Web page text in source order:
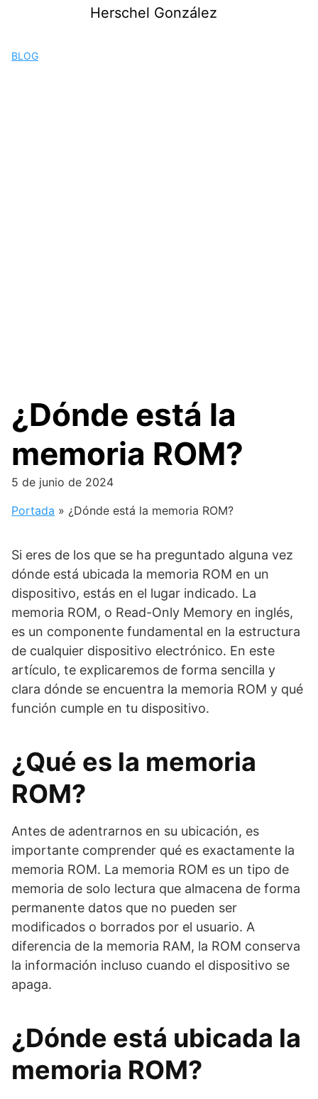
Herschel González
BLOG
¿Dónde está la
memoria ROM?
5 de junio de 2024
Portada » ¿Dónde está la memoria ROM?
Si eres de los que se ha preguntado alguna vez
dónde está ubicada la memoria ROM en un
dispositivo, estás en el lugar indicado. La
memoria ROM, o Read-Only Memory en inglés,
es un componente fundamental en la estructura
de cualquier dispositivo electrónico. En este
artículo, te explicaremos de forma sencilla y
clara dónde se encuentra la memoria ROM y qué
función cumple en tu dispositivo.
¿Qué es la memoria
ROM?
Antes de adentrarnos en su ubicación, es
importante comprender qué es exactamente la
memoria ROM. La memoria ROM es un tipo de
memoria de solo lectura que almacena de forma
permanente datos que no pueden ser
modificados o borrados por el usuario. A
diferencia de la memoria RAM, la ROM conserva
la información incluso cuando el dispositivo se
apaga.
¿Dónde está ubicada la
memoria ROM?